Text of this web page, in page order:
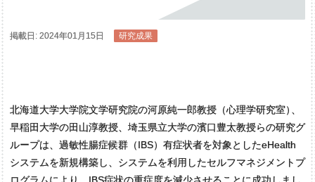
掲載日: 2024年01月15日 研究成果
北海道大学大学院文学研究院の河原純一郎教授（心理学研究室） 、
早稲田大学の田山淳教授、埼玉県立大学の濱口豊太教授らの研究グ
ループは、過敏性腸症候群（IBS）有症状者を対象としたeHealth
システムを新規構築し、システムを利用したセルフマネジメントプ
ログラムにより、IBS症状の重症度を減少させることに成功しまし